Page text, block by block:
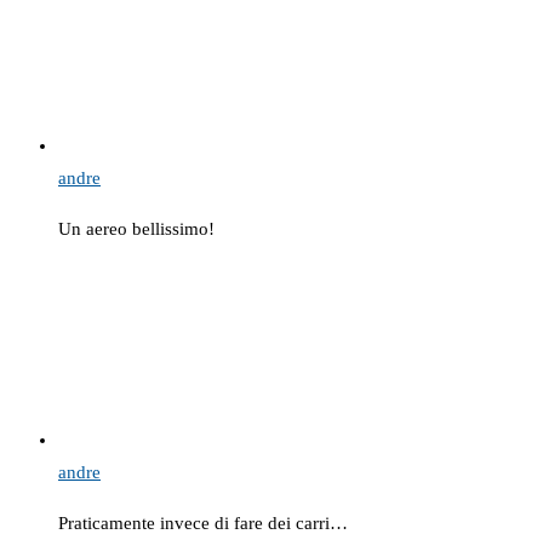
andre
Un aereo bellissimo!
andre
Praticamente invece di fare dei carri…